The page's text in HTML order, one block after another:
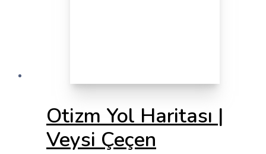
Otizm Yol Haritası |
Veysi Çeçen